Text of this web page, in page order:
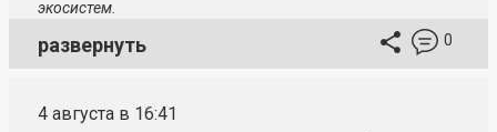
экосистем.
развернуть 0
4 августа в 16:41